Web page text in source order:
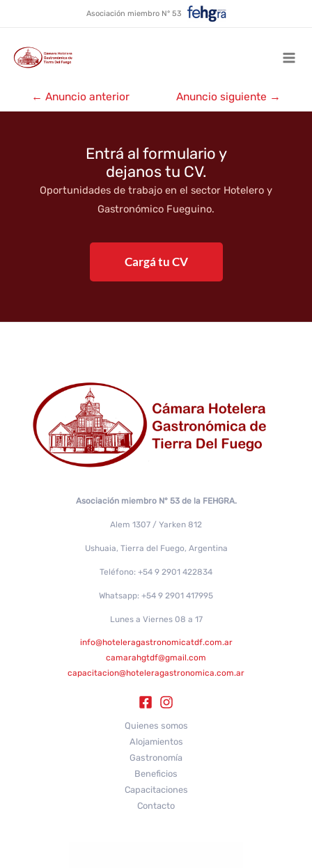
contenido
Asociación miembro N° 53
Alquiler temporario MLH2
Navegación
de
← Anuncio anterior Anuncio siguiente →
Entrá al formulario y
dejanos tu CV.
Oportunidades de trabajo en el sector Hotelero y
Gastronómico Fueguino.
Cargá tu CV
Asociación miembro N° 53 de la FEHGRA.
Alem 1307 / Yarken 812
Ushuaia, Tierra del Fuego, Argentina
Teléfono: +54 9 2901 422834
Whatsapp: +54 9 2901 417995
Lunes a Viernes 08 a 17
info@hoteleragastronomicatdf.com.ar
camarahgtdf@gmail.com
capacitacion@hoteleragastronomica.com.ar
Quienes somos
Alojamientos
Gastronomía
Beneficios
Capacitaciones
Contacto